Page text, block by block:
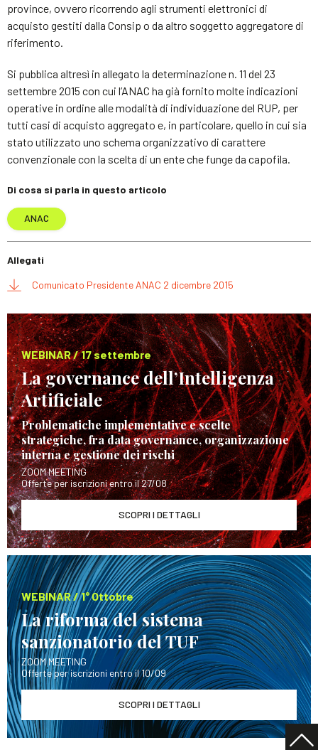
province, ovvero ricorrendo agli strumenti elettronici di
acquisto gestiti dalla Consip o da altro soggetto aggregatore di
riferimento.
Si pubblica altresì in allegato la determinazione n. 11 del 23
settembre 2015 con cui l’ANAC ha già fornito molte indicazioni
operative in ordine alle modalità di individuazione del RUP, per
tutti casi di acquisto aggregato e, in particolare, quello in cui sia
stato utilizzato uno schema organizzativo di carattere
convenzionale con la scelta di un ente che funge da capofila.
Di cosa si parla in questo articolo
ANAC
Allegati
Comunicato Presidente ANAC 2 dicembre 2015
WEBINAR / 17 settembre
La governance dell’Intelligenza
Artificiale
Problematiche implementative e scelte
strategiche, fra data governance, organizzazione
interna e gestione dei rischi
ZOOM MEETING
Offerte per iscrizioni entro il 27/08
SCOPRI I DETTAGLI
WEBINAR / 1° Ottobre
La riforma del sistema
sanzionatorio del TUF
ZOOM MEETING
Offerte per iscrizioni entro il 10/09
SCOPRI I DETTAGLI